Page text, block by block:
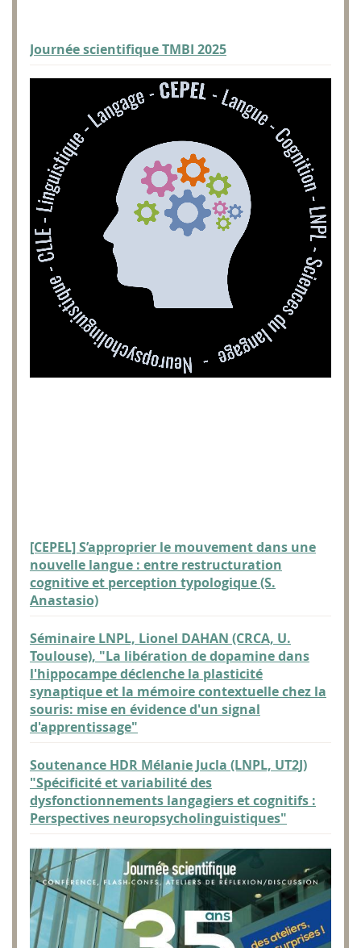
Journée scientifique TMBI 2025
[CEPEL] S’approprier le mouvement dans une
nouvelle langue : entre restructuration
cognitive et perception typologique (S.
Anastasio)
Séminaire LNPL, Lionel DAHAN (CRCA, U.
Toulouse), "La libération de dopamine dans
l'hippocampe déclenche la plasticité
synaptique et la mémoire contextuelle chez la
souris: mise en évidence d'un signal
d'apprentissage"
Soutenance HDR Mélanie Jucla (LNPL, UT2J)
"Spécificité et variabilité des
dysfonctionnements langagiers et cognitifs :
Perspectives neuropsycholinguistiques"